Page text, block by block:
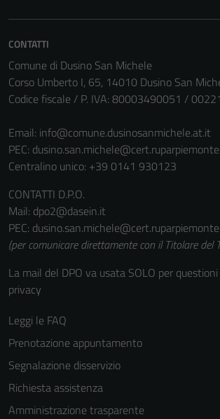
CONTATTI
Comune di Dusino San Michele
Corso Umberto I, 65, 14010 Dusino San
Codice fiscale / P. IVA: 80003490051 /
Email: info@comune.dusinosanmichele.at.it
PEC:
Centralino unico: +39 0141 930123
CONTATTI D.P.O.
Mail: dpo2@dasein.it
PEC:
(per comunicare direttamente con il Titolare del
La mail del DPO va usata SOLO per
privacy
Leggi le FAQ
Prenotazione appuntamento
Segnalazione disservizio
Richiesta assistenza
Amministrazione trasparente
personali.